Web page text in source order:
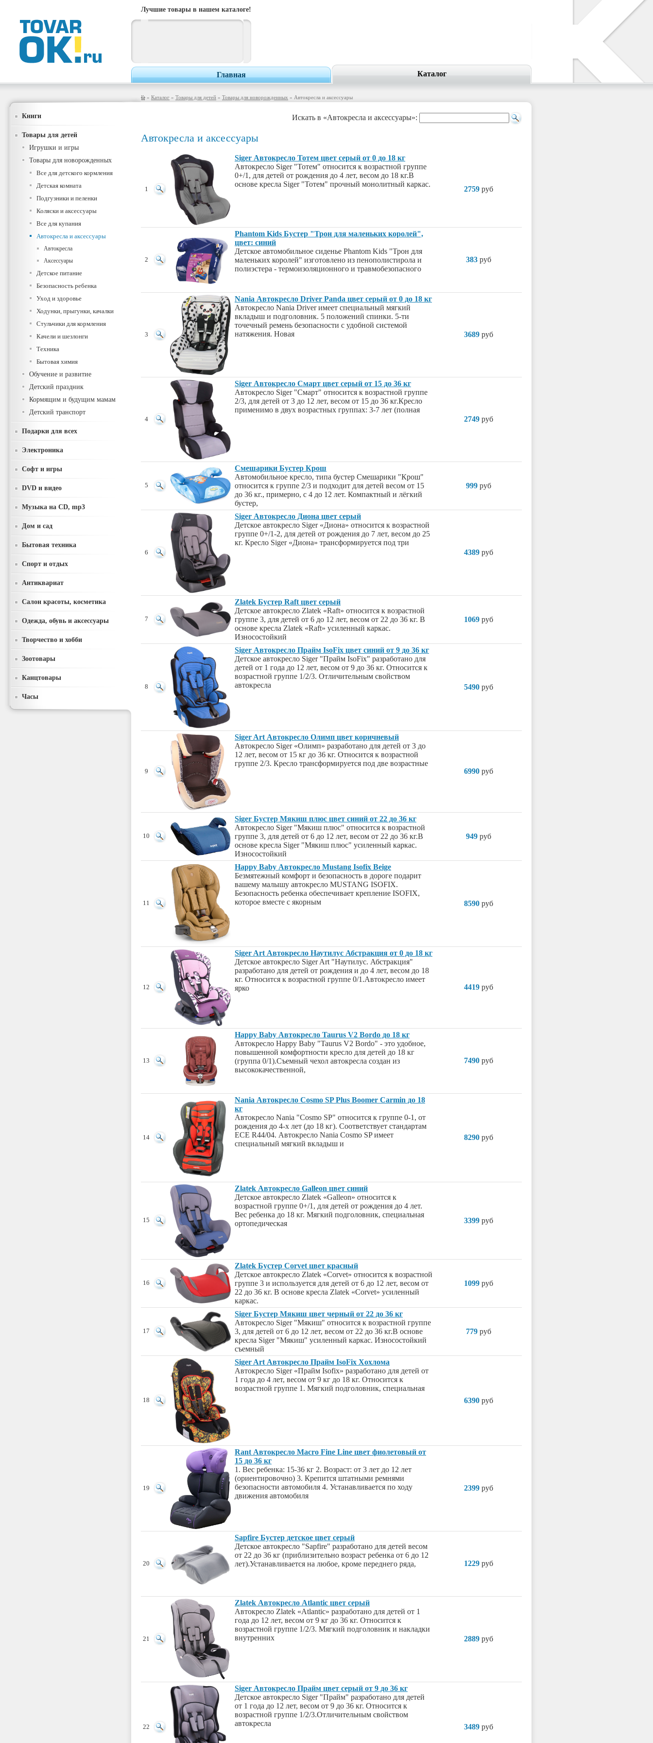
Лучшие товары в нашем каталоге!
Главная Каталог
» Каталог » Товары для детей » Товары для новорожденных » Автокресла и аксессуары
Книги
Товары для детей
Игрушки и игры
Товары для новорожденных
Все для детского кормления
Детская комната
Подгузники и пеленки
Коляски и аксессуары
Все для купания
Автокресла и аксессуары
Автокресла
Аксессуары
Детское питание
Безопасность ребенка
Уход и здоровье
Ходунки, прыгунки, качалки
Стульчики для кормления
Качели и шезлонги
Техника
Бытовая химия
Обучение и развитие
Детский праздник
Кормящим и будущим мамам
Детский транспорт
Подарки для всех
Электроника
Софт и игры
DVD и видео
Музыка на CD, mp3
Дом и сад
Бытовая техника
Спорт и отдых
Антиквариат
Салон красоты, косметика
Одежда, обувь и аксессуары
Творчество и хобби
Зоотовары
Канцтовары
Часы
Искать в «Автокресла и аксессуары»:
Автокресла и аксессуары
1
Siger Автокресло Тотем цвет серый от 0 до 18 кг
Автокресло Siger "Тотем" относится к возрастной группе
0+/1, для детей от рождения до 4 лет, весом до 18 кг.В
основе кресла Siger "Тотем" прочный монолитный каркас.
2759 руб
2
Phantom Kids Бустер "Трон для маленьких королей",
цвет: синий
Детское автомобильное сиденье Phantom Kids "Трон для
маленьких королей" изготовлено из пенополистирола и
полиэстера - термоизоляционного и травмобезопасного
383 руб
3
Nania Автокресло Driver Panda цвет серый от 0 до 18 кг
Автокресло Nania Driver имеет специальный мягкий
вкладыш и подголовник. 5 положений спинки. 5-ти
точечный ремень безопасности с удобной системой
натяжения. Новая
3689 руб
4
Siger Автокресло Смарт цвет серый от 15 до 36 кг
Автокресло Siger "Смарт" относится к возрастной группе
2/3, для детей от 3 до 12 лет, весом от 15 до 36 кг.Кресло
применимо в двух возрастных группах: 3-7 лет (полная
2749 руб
5
Смешарики Бустер Крош
Автомобильное кресло, типа бустер Смешарики "Крош"
относится к группе 2/3 и подходит для детей весом от 15
до 36 кг., примерно, с 4 до 12 лет. Компактный и лёгкий
бустер,
999 руб
6
Siger Автокресло Диона цвет серый
Детское автокресло Siger «Диона» относится к возрастной
группе 0+/1-2, для детей от рождения до 7 лет, весом до 25
кг. Кресло Siger «Диона» трансформируется под три
4389 руб
7
Zlatek Бустер Raft цвет серый
Детское автокресло Zlatek «Raft» относится к возрастной
группе 3, для детей от 6 до 12 лет, весом от 22 до 36 кг. В
основе кресла Zlatek «Raft» усиленный каркас.
Износостойкий
1069 руб
8
Siger Автокресло Прайм IsoFix цвет синий от 9 до 36 кг
Детское автокресло Siger "Прайм IsoFix" разработано для
детей от 1 года до 12 лет, весом от 9 до 36 кг. Относится к
возрастной группе 1/2/3. Отличительным свойством
автокресла
5490 руб
9
Siger Art Автокресло Олимп цвет коричневый
Автокресло Siger «Олимп» разработано для детей от 3 до
12 лет, весом от 15 кг до 36 кг. Относится к возрастной
группе 2/3. Кресло трансформируется под две возрастные
6990 руб
10
Siger Бустер Мякиш плюс цвет синий от 22 до 36 кг
Автокресло Siger "Мякиш плюс" относится к возрастной
группе 3, для детей от 6 до 12 лет, весом от 22 до 36 кг.В
основе кресла Siger "Мякиш плюс" усиленный каркас.
Износостойкий
949 руб
11
Happy Baby Автокресло Mustang Isofix Beige
Безмятежный комфорт и безопасность в дороге подарит
вашему малышу автокресло MUSTANG ISOFIX.
Безопасность ребенка обеспечивает крепление ISOFIX,
которое вместе с якорным
8590 руб
12
Siger Art Автокресло Наутилус Абстракция от 0 до 18 кг
Детское автокресло Siger Art "Наутилус. Абстракция"
разработано для детей от рождения и до 4 лет, весом до 18
кг. Относится к возрастной группе 0/1.Автокресло имеет
ярко
4419 руб
13
Happy Baby Автокресло Taurus V2 Bordo до 18 кг
Автокресло Happy Baby "Taurus V2 Bordo" - это удобное,
повышенной комфортности кресло для детей до 18 кг
(группа 0/1).Съемный чехол автокресла создан из
высококачественной,
7490 руб
14
Nania Автокресло Cosmo SP Plus Boomer Carmin до 18
кг
Автокресло Nania "Cosmo SP" относится к группе 0-1, от
рождения до 4-х лет (до 18 кг). Соответствует стандартам
ECE R44/04. Автокресло Nania Cosmo SP имеет
специальный мягкий вкладыш и
8290 руб
15
Zlatek Автокресло Galleon цвет синий
Детское автокресло Zlatek «Galleon» относится к
возрастной группе 0+/1, для детей от рождения до 4 лет.
Вес ребенка до 18 кг. Мягкий подголовник, специальная
ортопедическая
3399 руб
16
Zlatek Бустер Corvet цвет красный
Детское автокресло Zlatek «Corvet» относится к возрастной
группе 3 и используется для детей от 6 до 12 лет, весом от
22 до 36 кг. В основе кресла Zlatek «Corvet» усиленный
каркас.
1099 руб
17
Siger Бустер Мякиш цвет черный от 22 до 36 кг
Автокресло Siger "Мякиш" относится к возрастной группе
3, для детей от 6 до 12 лет, весом от 22 до 36 кг.В основе
кресла Siger "Мякиш" усиленный каркас. Износостойкий
съемный
779 руб
18
Siger Art Автокресло Прайм IsoFix Хохлома
Автокресло Siger «Прайм Isofix» разработано для детей от
1 года до 4 лет, весом от 9 кг до 18 кг. Относится к
возрастной группе 1. Мягкий подголовник, специальная
6390 руб
19
Rant Автокресло Macro Fine Line цвет фиолетовый от
15 до 36 кг
1. Вес ребенка: 15-36 кг 2. Возраст: от 3 лет до 12 лет
(ориентировочно) 3. Крепится штатными ремнями
безопасности автомобиля 4. Устанавливается по ходу
движения автомобиля
2399 руб
20
Sapfire Бустер детское цвет серый
Детское автокресло "Sapfire" разработано для детей весом
от 22 до 36 кг (приблизительно возраст ребенка от 6 до 12
лет).Устанавливается на любое, кроме переднего ряда,
1229 руб
21
Zlatek Автокресло Atlantic цвет серый
Автокресло Zlatek «Atlantic» разработано для детей от 1
года до 12 лет, весом от 9 кг до 36 кг. Относится к
возрастной группе 1/2/3. Мягкий подголовник и накладки
внутренних
2889 руб
22
Siger Автокресло Прайм цвет серый от 9 до 36 кг
Детское автокресло Siger "Прайм" разработано для детей
от 1 года до 12 лет, весом от 9 до 36 кг. Относится к
возрастной группе 1/2/3.Отличительным свойством
автокресла
3489 руб